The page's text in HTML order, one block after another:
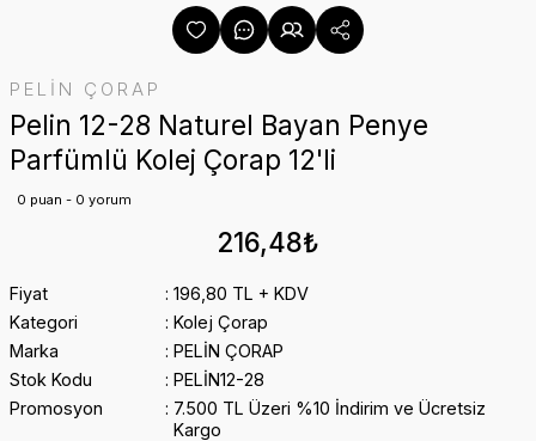
PELİN ÇORAP
Pelin 12-28 Naturel Bayan Penye
Parfümlü Kolej Çorap 12'li
0 puan - 0 yorum
216,48₺
Fiyat
196,80 TL + KDV
Kategori
Kolej Çorap
Marka
PELİN ÇORAP
Stok Kodu
PELİN12-28
Promosyon
7.500 TL Üzeri %10 İndirim ve Ücretsiz
Kargo